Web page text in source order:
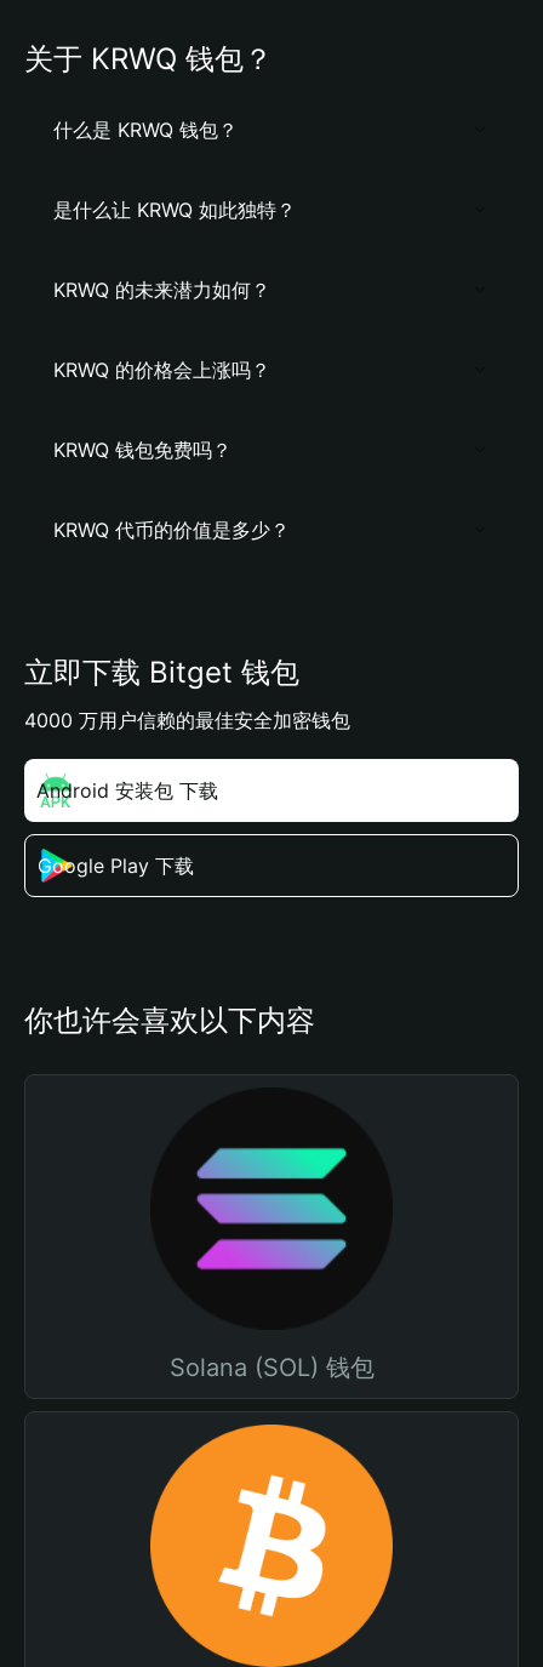
关于 KRWQ 钱包？
什么是 KRWQ 钱包？
是什么让 KRWQ 如此独特？
KRWQ 的未来潜力如何？
KRWQ 的价格会上涨吗？
KRWQ 钱包免费吗？
KRWQ 代币的价值是多少？
立即下载 Bitget 钱包
4000 万用户信赖的最佳安全加密钱包
Android 安装包 下载
Google Play 下载
你也许会喜欢以下内容
Solana (SOL) 钱包